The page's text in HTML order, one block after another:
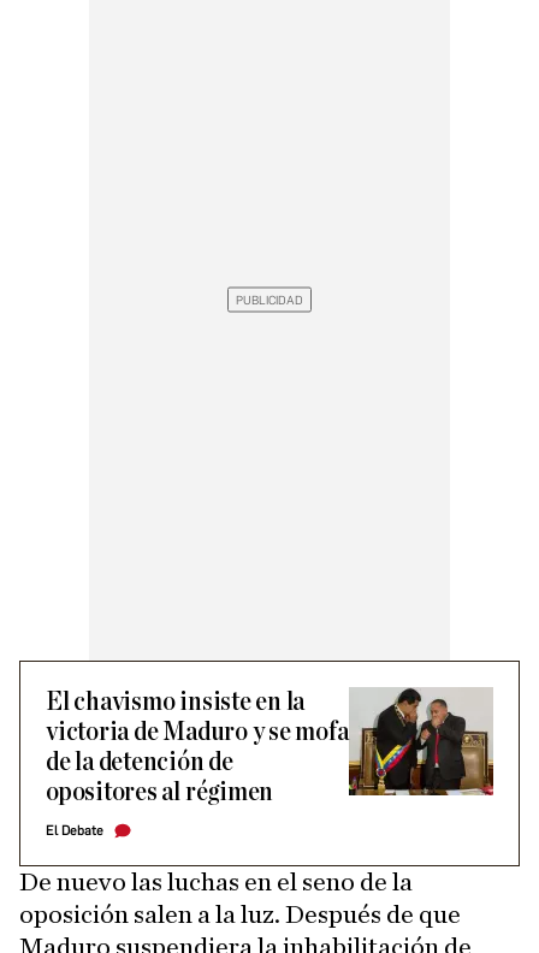
El chavismo insiste en la
victoria de Maduro y se mofa
de la detención de
opositores al régimen
El Debate
De nuevo las luchas en el seno de la
oposición salen a la luz. Después de que
Maduro suspendiera la inhabilitación de